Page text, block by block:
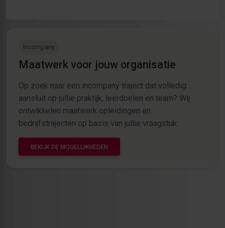
Incompany
Maatwerk voor jouw organisatie
Op zoek naar een incompany traject dat volledig
aansluit op jullie praktijk, leerdoelen en team? Wij
ontwikkelen maatwerk opleidingen en
bedrijfstrajecten op basis van jullie vraagstuk.
BEKIJK DE MOGELIJKHEDEN